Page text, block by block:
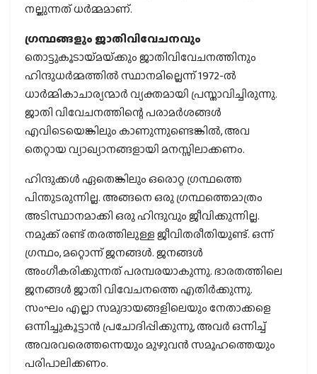
നല്കുന്നത് ധര്‍മ്മമാണ്.
ഗ്രന്ഥങ്ങളും ജാതിവിവേചനവും
തൊട്ടുകൂടായ്‌മയ്‌ക്കും ജാതിവിവേചനത്തിനും
ഹിന്ദുധര്‍മ്മത്തില്‍ സ്ഥാനമില്ലെന്ന് 1972-ല്‍
ധാര്‍മ്മികാചാര്യന്മാര്‍ വ്യക്തമായി പ്രസ്താവിച്ചിരുന്നു.
ജാതി വിവേചനത്തിന്റെ പരാമര്‍ശങ്ങള്‍
എവിടെയെങ്കിലും കാണുന്നുണ്ടെങ്കില്‍, അവ
തെറ്റായ വ്യാഖ്യാനങ്ങളായി മനസ്സിലാക്കണം.
ഹിന്ദുക്കള്‍ ഏതെങ്കിലും ഒരൊറ്റ ഗ്രന്ഥത്തെ
പിന്തുടരുന്നില്ല. അങ്ങനെ ഒരു ഗ്രന്ഥത്തെമാത്രം
അടിസ്ഥാനമാക്കി ഒരു ഹിന്ദുവും ജീവിക്കുന്നില്ല.
നമുക്ക് രണ്ട് തരത്തിലുള്ള ജീവിതരീതിയുണ്ട്. ഒന്ന്
ഗ്രന്ഥം, മറ്റൊന്ന് ജനങ്ങള്‍. ജനങ്ങള്‍
അംഗീകരിക്കുന്നത് പരമ്പരയാകുന്നു. ഭാരതത്തിലെ
ജനങ്ങള്‍ ജാതി വിവേചനത്തെ എതിര്‍ക്കുന്നു.
സംഘം എല്ലാ സമുദായങ്ങളിലെയും നേതാക്കളെ
ഒന്നിച്ചുകൂട്ടാന്‍ പ്രചോദിപ്പിക്കുന്നു, അവര്‍ ഒന്നിച്ച്
അവരവരെത്തന്നെയും മുഴുവന്‍ സമൂഹത്തെയും
പരിപാലിക്കണം.